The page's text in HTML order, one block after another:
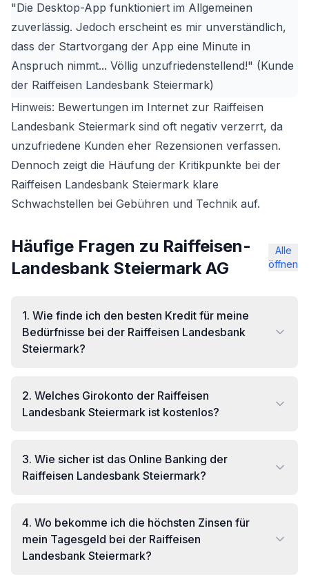
"Die Desktop-App funktioniert im Allgemeinen
zuverlässig. Jedoch erscheint es mir unverständlich,
dass der Startvorgang der App eine Minute in
Anspruch nimmt... Völlig unzufriedenstellend!" (Kunde
der Raiffeisen Landesbank Steiermark)
Hinweis: Bewertungen im Internet zur Raiffeisen
Landesbank Steiermark sind oft negativ verzerrt, da
unzufriedene Kunden eher Rezensionen verfassen.
Dennoch zeigt die Häufung der Kritikpunkte bei der
Raiffeisen Landesbank Steiermark klare
Schwachstellen bei Gebühren und Technik auf.
Häufige Fragen zu Raiffeisen-
Landesbank Steiermark AG
Alle
öffnen
1. Wie finde ich den besten Kredit für meine
Bedürfnisse bei der Raiffeisen Landesbank
Steiermark?
2. Welches Girokonto der Raiffeisen
Landesbank Steiermark ist kostenlos?
3. Wie sicher ist das Online Banking der
Raiffeisen Landesbank Steiermark?
4. Wo bekomme ich die höchsten Zinsen für
mein Tagesgeld bei der Raiffeisen
Landesbank Steiermark?